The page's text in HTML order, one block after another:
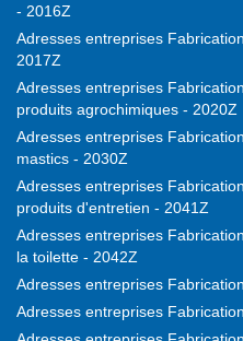
- 2016Z
Adresses entreprises
2017Z
Adresses entreprises
produits agrochimiques - 2020Z
Adresses entreprises
mastics - 2030Z
Adresses entreprises
produits d'entretien - 2041Z
Adresses entreprises
la toilette - 2042Z
Adresses entreprises
Adresses entreprises